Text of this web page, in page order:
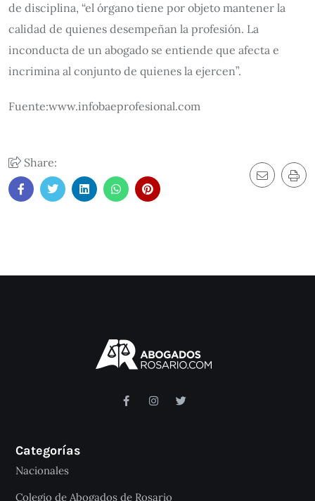
de disciplina, “el órgano tiene por objeto mantener la
calidad de quienes desempeñan la profesión. La
inconducta de un abogado se entiende que afecta e
incrimina al conjunto de quienes la ejercen”.
Fuente:www.infobaeprofesional.com
Share:
Categorías
Nacionales
Colegio de Abogados de Rosario